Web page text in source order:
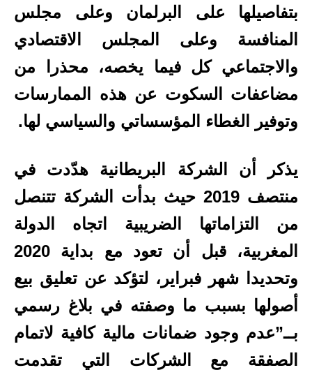
بتفاصيلها على البرلمان وعلى مجلس
المنافسة وعلى المجلس الاقتصادي
والاجتماعي كل فيما يخصه، محذرا من
مضاعفات السكوت عن هذه الممارسات
وتوفير الغطاء المؤسساتي والسياسي لها.
يذكر أن الشركة البريطانية هدّدت في
منتصف 2019 حيث بدأت الشركة تتنصل
من التزاماتها الضريبية اتجاه الدولة
المغربية، قبل أن تعود مع بداية 2020
وتحديدا شهر فبراير، لتؤكد عن تعليق بيع
أصولها بسبب ما وصفته في بلاغ رسمي
بــ”عدم وجود ضمانات مالية كافية لاتمام
الصفقة مع الشركات التي تقدمت